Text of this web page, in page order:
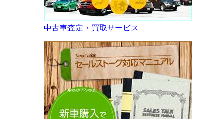
中古車査定・買取サービス